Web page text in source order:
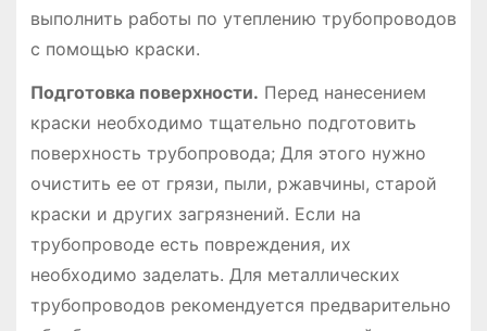
выполнить работы по утеплению трубопроводов
с помощью краски.
Подготовка поверхности. Перед нанесением
краски необходимо тщательно подготовить
поверхность трубопровода; Для этого нужно
очистить ее от грязи, пыли, ржавчины, старой
краски и других загрязнений. Если на
трубопроводе есть повреждения, их
необходимо заделать. Для металлических
трубопроводов рекомендуется предварительно